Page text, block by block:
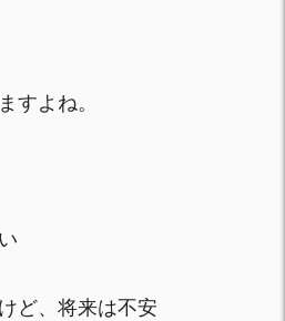
すよね。
ど、将来は不安